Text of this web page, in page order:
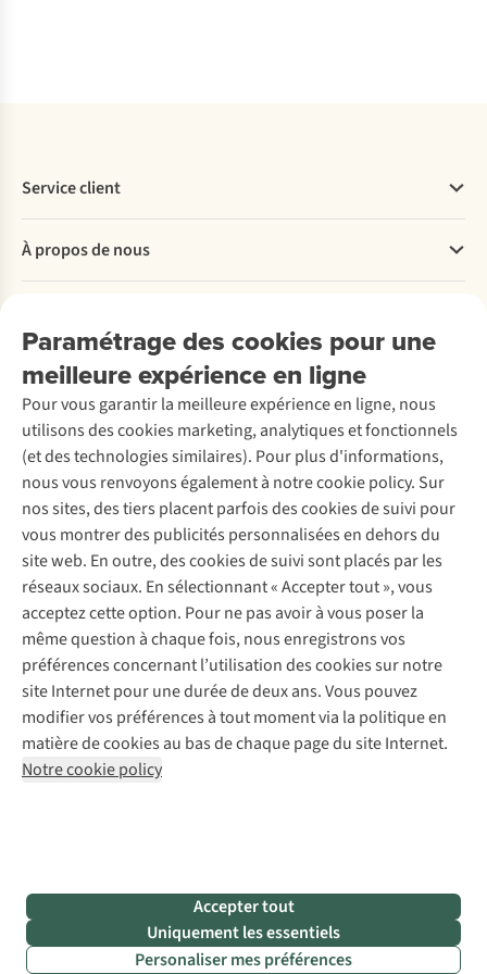
Paramétrage des cookies pour une
meilleure expérience en ligne
Pour vous garantir la meilleure expérience en ligne, nous
utilisons des cookies marketing, analytiques et fonctionnels
(et des technologies similaires). Pour plus d'informations,
nous vous renvoyons également à notre cookie policy. Sur
nos sites, des tiers placent parfois des cookies de suivi pour
vous montrer des publicités personnalisées en dehors du
site web. En outre, des cookies de suivi sont placés par les
réseaux sociaux. En sélectionnant « Accepter tout », vous
acceptez cette option. Pour ne pas avoir à vous poser la
même question à chaque fois, nous enregistrons vos
préférences concernant l’utilisation des cookies sur notre
site Internet pour une durée de deux ans. Vous pouvez
modifier vos préférences à tout moment via la politique en
matière de cookies au bas de chaque page du site Internet.
Notre cookie policy
Accepter tout
Uniquement les essentiels
Personaliser mes préférences
Service client
Commander
Payer
Retourner
Rétractation d'une commande
Entretien & réparations
Garantie
Contactez-nous
À propos de nous
Entreprise responsable
À propos d’Ayacucho
Nos magasins
À propos d’A.S.Adventure
Déclaration d'accessibilité
Location / Location sports d’hiver
Seconde-main
Entretien de ski
Service de lavage
Entretien de chaussures
Réparation de chaussures
Réparation de vêtements
Retouches
Pour les entreprises
Découvrez
A.S.Magazine
Explore Camp
Expertise & conseils
Abonnez-vous à la newsletter
Suivez-nous
Mentions légales
Politique de confidentialité
Conditions générales
Cookie Policy